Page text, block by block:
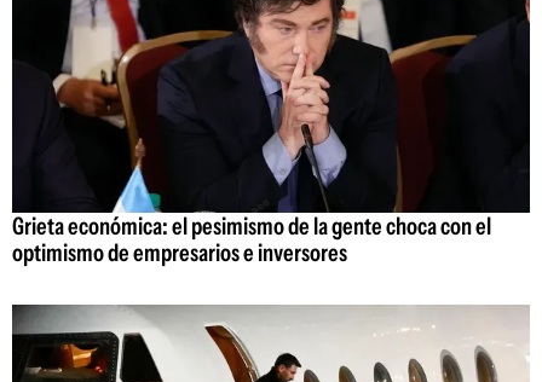
Grieta económica: el pesimismo de la gente choca con el
optimismo de empresarios e inversores